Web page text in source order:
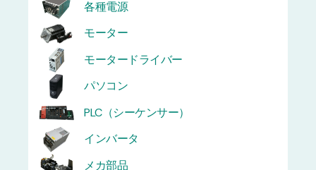
各種電源
モーター
モータードライバー
パソコン
PLC（シーケンサー）
インバータ
メカ部品